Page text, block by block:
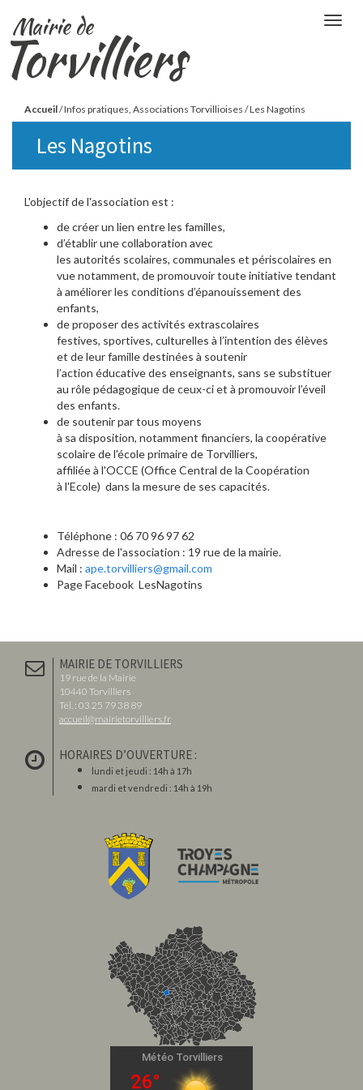
contenu
principal
Mairie de
Torvilliers
Vous
êtes
ici
Accueil/Infos pratiques, Associations Torvillioises /Les Nagotins
Les Nagotins
L'objectif de l'association est :
de créer un lien entre les familles,
d’établir une collaboration avec
les autorités scolaires, communales et périscolaires en
vue notamment, de promouvoir toute initiative tendant
à améliorer les conditions d’épanouissement des
enfants,
de proposer des activités extrascolaires
festives, sportives, culturelles à l’intention des élèves
et de leur famille destinées à soutenir
l’action éducative des enseignants, sans se substituer
au rôle pédagogique de ceux-ci et à promouvoir l’éveil
des enfants.
de soutenir par tous moyens
à sa disposition, notamment financiers, la coopérative
scolaire de l'école primaire de Torvilliers,
affiliée à l'OCCE (Office Central de la Coopération
à l'Ecole) dans la mesure de ses capacités.
Téléphone : 06 70 96 97 62
Adresse de l'association : 19 rue de la mairie.
Mail : ape.torvilliers@gmail.com
Page Facebook LesNagotins
MAIRIE DE TORVILLIERS
19 rue de la Mairie
10440 Torvilliers
Tél. : 03 25 79 38 89
accueil@mairietorvilliers.fr
HORAIRES D’OUVERTURE :
lundi et jeudi : 14h à 17h
mardi et vendredi : 14h à 19h